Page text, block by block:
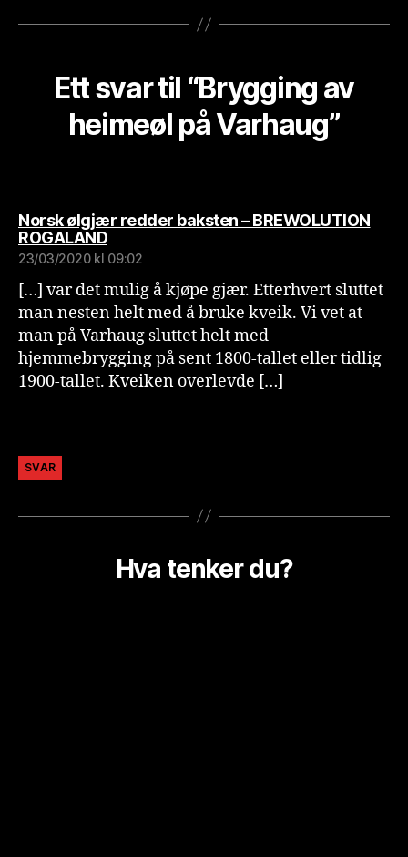
Ett svar til “Brygging av
heimeøl på Varhaug”
Norsk ølgjær redder baksten – BREWOLUTION
ROGALANDsier:
23/03/2020 kl 09:02
[…] var det mulig å kjøpe gjær. Etterhvert sluttet
man nesten helt med å bruke kveik. Vi vet at
man på Varhaug sluttet helt med
hjemmebrygging på sent 1800-tallet eller tidlig
1900-tallet. Kveiken overlevde […]
SVAR
Hva tenker du?